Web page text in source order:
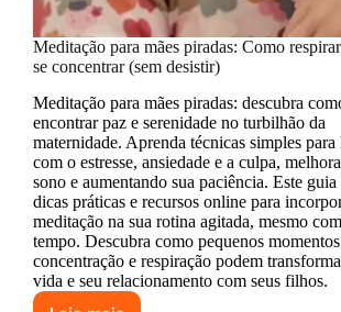
Meditação para mães piradas: Como
se concentrar (sem desistir)
Meditação para mães piradas: descubra
encontrar paz e serenidade no turbilhão da
maternidade. Aprenda técnicas simples para
com o estresse, ansiedade e a culpa,
sono e aumentando sua paciência. Este guia
dicas práticas e recursos online para
meditação na sua rotina agitada, mesmo
tempo. Descubra como pequenos
concentração e respiração podem
vida e seu relacionamento com seus filhos.